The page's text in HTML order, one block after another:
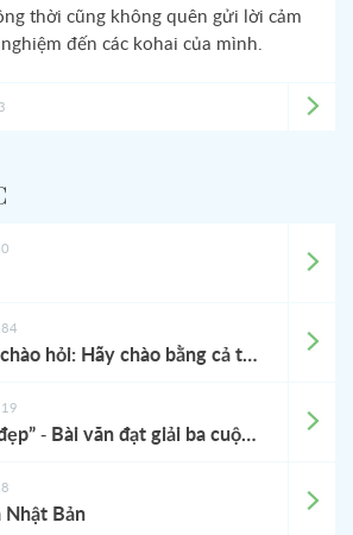
thời cũng không quên gửi lời cảm
đến các kohai của mình.
Bài học về cách chào hỏi: Hãy chào bằng cả tấm lòng
“Nhật Bản tươi đẹp” - Bài văn đạt giải ba cuộc thi viết văn lần thứ 25 do Jitco tổ chức
Nhật Bản